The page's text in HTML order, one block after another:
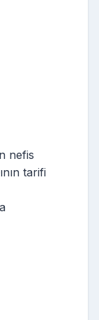
nefis
tarifi